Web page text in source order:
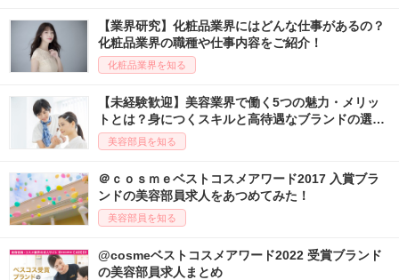
【業界研究】化粧品業界にはどんな仕事があるの？
化粧品業界の職種や仕事内容をご紹介！
化粧品業界を知る
【未経験歓迎】美容業界で働く5つの魅力・メリッ
トとは？身につくスキルと高待遇なブランドの選び
方美容部員を知る
＠ｃｏｓｍｅベストコスメアワード2017 入賞ブラ
ンドの美容部員求人をあつめてみた！
美容部員を知る
@cosmeベストコスメアワード2022 受賞ブランド
の美容部員求人まとめ